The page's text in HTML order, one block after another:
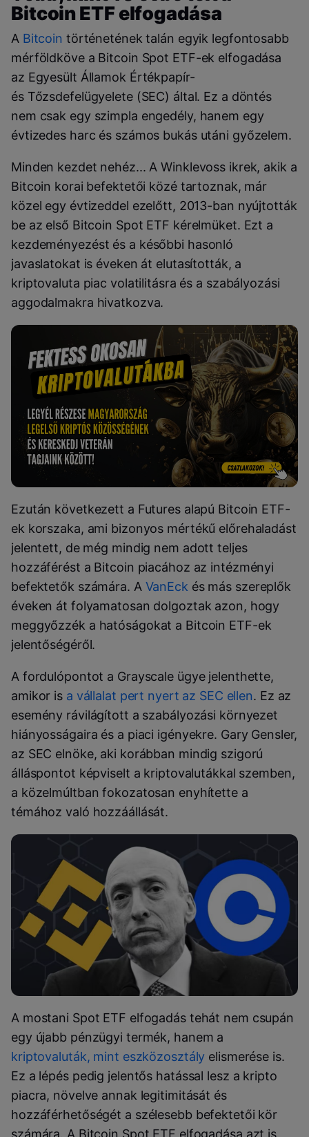
Bitcoin ETF elfogadása
A Bitcoin történetének talán egyik legfontosabb
mérföldköve a Bitcoin Spot ETF-ek elfogadása
az Egyesült Államok Értékpapír-
és Tőzsdefelügyelete(SEC) által. Ez a döntés
nem csak egy szimpla engedély, hanem egy
évtizedes harc és számos bukás utáni győzelem.
Minden kezdet nehéz... A Winklevoss ikrek, akik a
Bitcoin korai befektetői közé tartoznak, már
közel egy évtizeddel ezelőtt, 2013-ban nyújtották
be az első Bitcoin Spot ETF kérelmüket. Ezt a
kezdeményezést és a későbbi hasonló
javaslatokat is éveken át elutasították, a
kriptovaluta piac volatilitásra és a szabályozási
aggodalmakra hivatkozva.
Ezután következett a Futures alapú Bitcoin ETF-
ek korszaka, ami bizonyos mértékű előrehaladást
jelentett, de még mindig nem adott teljes
hozzáférést a Bitcoin piacához az intézményi
befektetők számára. A VanEck és más szereplők
éveken át folyamatosan dolgoztak azon, hogy
meggyőzzék a hatóságokat a Bitcoin ETF-ek
jelentőségéről.
A fordulópontot a Grayscale ügye jelenthette,
amikor is a vállalat pert nyert az SEC ellen. Ez az
esemény rávilágított a szabályozási környezet
hiányosságaira és a piaci igényekre. Gary Gensler,
az SEC elnöke, aki korábban mindig szigorú
álláspontot képviselt a kriptovalutákkal szemben,
a közelmúltban fokozatosan enyhítette a
témához való hozzáállását.
A mostani Spot ETF elfogadás tehát nem csupán
egy újabb pénzügyi termék, hanem a
kriptovaluták, mint eszközosztály elismerése is.
Ez a lépés pedig jelentős hatással lesz a kripto
piacra, növelve annak legitimitását és
hozzáférhetőségét a szélesebb befektetői kör
számára. A Bitcoin Spot ETF elfogadása azt is